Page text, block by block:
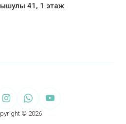
41, 1 этаж
© 2026